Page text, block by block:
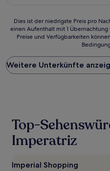
Dies
ist
Preis
pro
Nacht,
24 Stunden
einen
Aufenthalt
1 Übernachtung
Dies ist der niedrigste Preis pro
einen Aufenthalt mit 1
Preise und Verfügbarkeiten
Weitere Unterkünfte
Top-
Imperatriz
Imperial Shopping